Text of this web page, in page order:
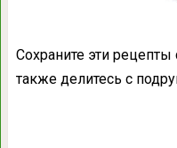
Сохраните эти
также делитесь с